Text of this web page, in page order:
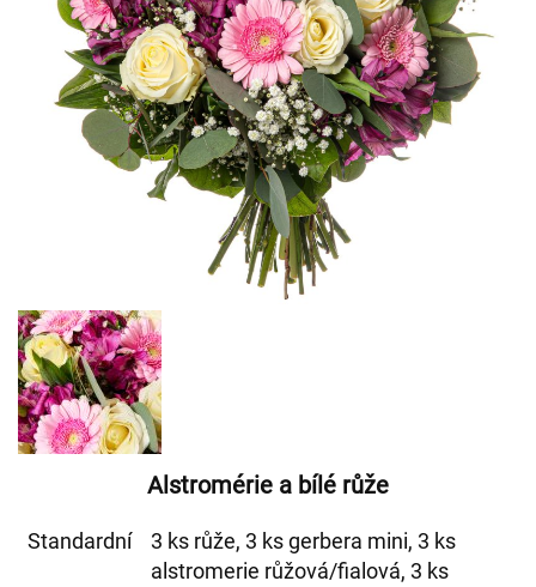
Alstromérie a bílé růže
Standardní
3 ks růže, 3 ks gerbera mini, 3 ks
alstromerie růžová/fialová, 3 ks